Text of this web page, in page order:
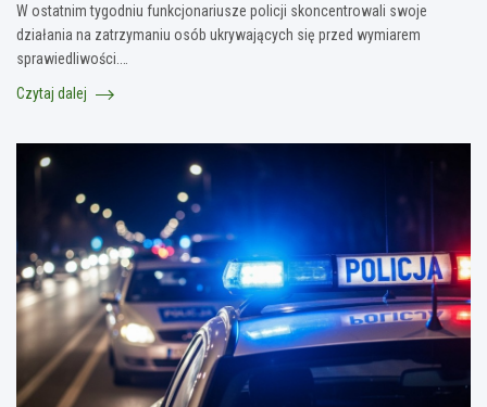
W ostatnim tygodniu funkcjonariusze policji skoncentrowali swoje
działania na zatrzymaniu osób ukrywających się przed wymiarem
sprawiedliwości.…
Czytaj dalej